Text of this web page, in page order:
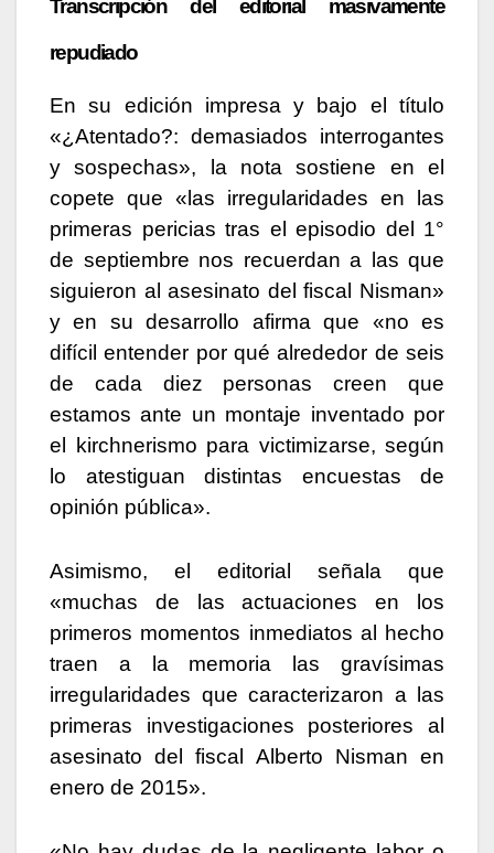
Transcripción del editorial masivamente
repudiado
En su edición impresa y bajo el título
«¿Atentado?: demasiados interrogantes
y sospechas», la nota sostiene en el
copete que «las irregularidades en las
primeras pericias tras el episodio del 1°
de septiembre nos recuerdan a las que
siguieron al asesinato del fiscal Nisman»
y en su desarrollo afirma que «no es
difícil entender por qué alrededor de seis
de cada diez personas creen que
estamos ante un montaje inventado por
el kirchnerismo para victimizarse, según
lo atestiguan distintas encuestas de
opinión pública».
Asimismo, el editorial señala que
«muchas de las actuaciones en los
primeros momentos inmediatos al hecho
traen a la memoria las gravísimas
irregularidades que caracterizaron a las
primeras investigaciones posteriores al
asesinato del fiscal Alberto Nisman en
enero de 2015».